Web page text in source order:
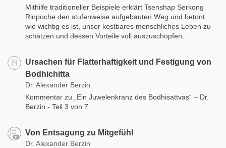
Mithilfe traditioneller Beispiele erklärt Tsenshap Serkong
Rinpoche den stufenweise aufgebauten Weg und betont,
wie wichtig es ist, unser kostbares menschliches Leben zu
schätzen und dessen Vorteile voll auszuschöpfen.
Ursachen für Flatterhaftigkeit und Festigung von
Bodhichitta
Dr. Alexander Berzin
Kommentar zu „Ein Juwelenkranz des Bodhisattvas“ – Dr.
Berzin - Teil 3 von 7
Von Entsagung zu Mitgefühl
Dr. Alexander Berzin